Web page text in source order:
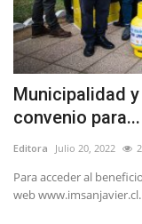
Deporte
Política
Espectáculos
Municipalidad
convenio para...
Editora Julio 20, 2022
Para acceder al
web